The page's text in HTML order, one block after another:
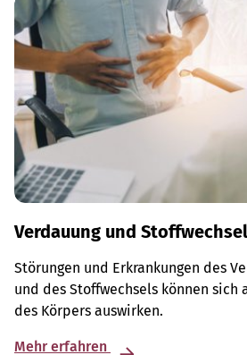
Verdauung und Stoffwechsel
Störungen und Erkrankungen des
und des Stoffwechsels können sich
des Körpers auswirken.
Mehr erfahren